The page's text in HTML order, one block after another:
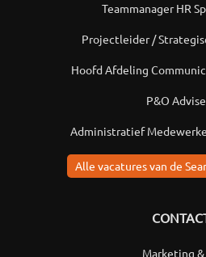
Teammanager HR
Projectleider /
Hoofd Afdeling
P&O
Administratief
Alle vacatures van de
Marketing &